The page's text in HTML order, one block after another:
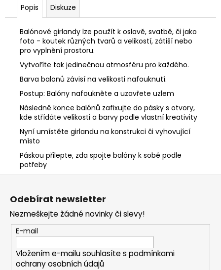
Popis Diskuze
Balónové girlandy lze použít k oslavě, svatbě, či jako
foto - koutek různých tvarů a velikostí, zátiší nebo
pro vyplnění prostoru.
Vytvoříte tak jedinečnou atmosféru pro každého.
Barva balonů závisí na velikosti nafouknutí.
Postup: Balóny nafoukněte a uzavřete uzlem
Následně konce balónů zafixujte do pásky s otvory,
kde střídáte velikosti a barvy podle vlastní kreativity
Nyní umístěte girlandu na konstrukci či vyhovující
místo
Páskou přilepte, zda spojte balóny k sobě podle
potřeby
Z
Odebírat newsletter
Nezmeškejte žádné novinky či slevy!
E-mail
Vložením e-mailu souhlasíte s podmínkami
ochrany osobních údajů